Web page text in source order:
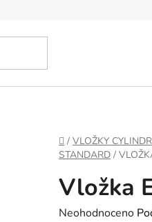
DOMŮ
/ VLOŽKY
STANDARD /
Vložka
Průměrné
Neohodnoceno